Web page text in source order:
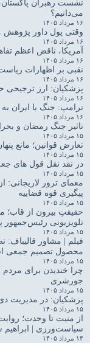
نشست رهبران
می‌دانیم؟
۱۶ مرداد ۱۴۰۵
وقتی پول داور
۱۶ مرداد ۱۴۰۵
آمریکا، ناقض اعظم
۱۶ مرداد ۱۴۰۵
نقبی بر اظهارات
۱۶ مرداد ۱۴۰۵
پزشکیان: ارز
۱۶ مرداد ۱۴۰۵
ترامپ: جنگ با ایران
۱۶ مرداد ۱۴۰۵
تاثیر جنگ رمضان و
۱۵ مرداد ۱۴۰۵
تعارض قوانین؛ مانع
۱۵ مرداد ۱۴۰۵
در نقد نقل قول های
۱۵ مرداد ۱۴۰۵
معمای ترور لاریجانی:
پیگیری قوه قضاییه
۱۵ مرداد ۱۴۰۵
حقیقتِ بیرون از قاب؛
تلویزیونی رئیس‌جمهور
۱۵ مرداد ۱۴۰۵
فیلم | مشاور
محصول تصمیم جمعی
۱۵ مرداد ۱۴۰۵
چرا خندیدن برای
جورشری
۱۵ مرداد ۱۴۰۵
پزشکیان: در مدیریت دی ۱۴۰۴ آمادگی لازم
۱۵ مرداد ۱۴۰۵
از منیت تا وحدت؛
سیاست‌ورزی | ابراهیم
۱۴ مرداد ۱۴۰۵